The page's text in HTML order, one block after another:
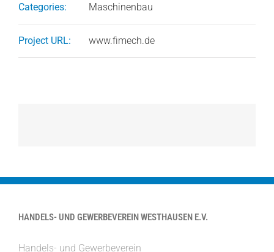
Categories: Maschinenbau
Project URL: www.fimech.de
HANDELS- UND GEWERBEVEREIN WESTHAUSEN E.V.
Handels- und Gewerbeverein